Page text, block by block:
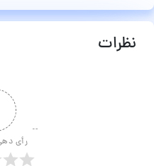
نظرات
رأی